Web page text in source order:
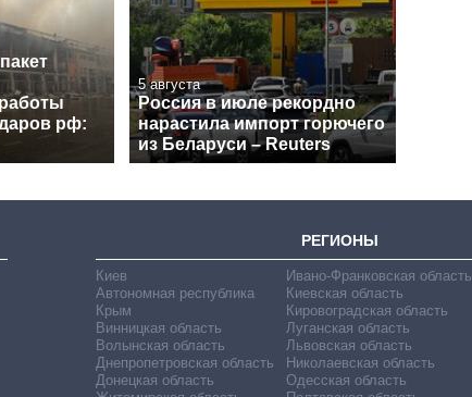
рф:
5 августа
Россия в июле рекордно
нарастила импорт горючего
из Беларуси – Reuters
РЕГИОНЫ
Киев
Автономная республика
Крым
Винницкая область
Волынская область
Днепропетровская область
Донецкая область
Ивано-Франковская область
Киевская область
Кировоградская область
Луганская область
Львовская область
Николаевская область
Одесская область